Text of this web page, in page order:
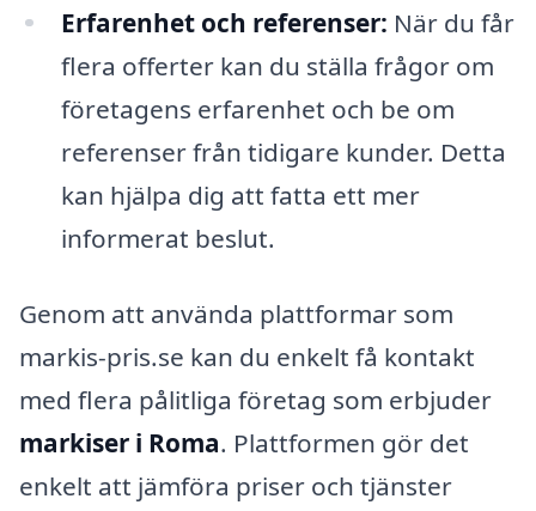
Erfarenhet och referenser: När du får
flera offerter kan du ställa frågor om
företagens erfarenhet och be om
referenser från tidigare kunder. Detta
kan hjälpa dig att fatta ett mer
informerat beslut.
Genom att använda plattformar som
markis-pris.se kan du enkelt få kontakt
med flera pålitliga företag som erbjuder
markiser i Roma. Plattformen gör det
enkelt att jämföra priser och tjänster